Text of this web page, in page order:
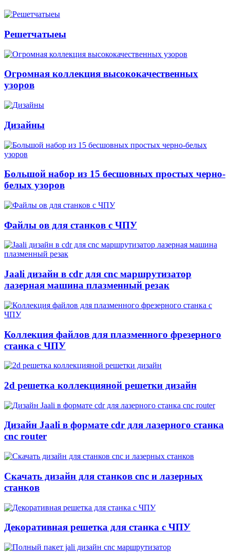
Решетчатыеы
Огромная коллекция высококачественных
узоров
Дизайны
Большой набор из 15 бесшовных простых черно-
белых узоров
Файлы ов для станков с ЧПУ
Jaali дизайн в cdr для cnc маршрутизатор
лазерная машина плазменный резак
Коллекция файлов для плазменного фрезерного
станка с ЧПУ
2d решетка коллекцияной решетки дизайн
Дизайн Jaali в формате cdr для лазерного станка
cnc router
Скачать дизайн для станков cnc и лазерных
станков
Декоративная решетка для станка с ЧПУ